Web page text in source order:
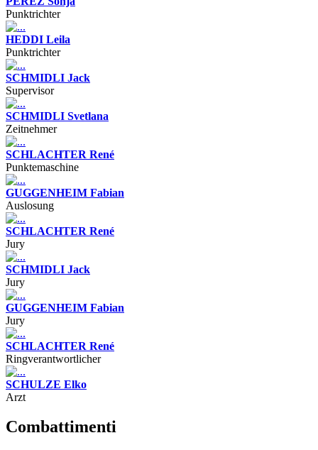
Punktrichter
HEDDI Leila
Punktrichter
SCHMIDLI Jack
Supervisor
SCHMIDLI Svetlana
Zeitnehmer
SCHLACHTER René
Punktemaschine
GUGGENHEIM Fabian
Auslosung
SCHLACHTER René
Jury
SCHMIDLI Jack
Jury
GUGGENHEIM Fabian
Jury
SCHLACHTER René
Ringverantwortlicher
SCHULZE Elko
Arzt
Combattimenti